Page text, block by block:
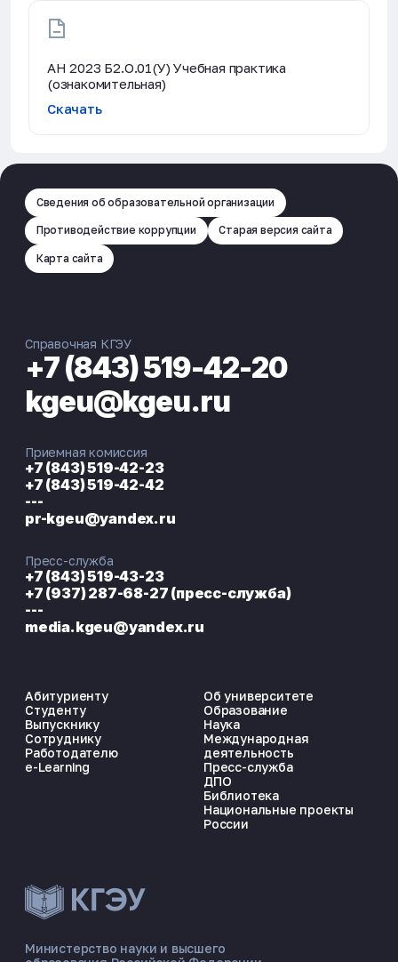
ЭНЕРГОКОД — ПОМОЩНИК КГЭУ
АН 2023 Б2.О.01(У) Учебная практика
(ознакомительная)
Скачать
Сведения об образовательной организации
Противодействие коррупции Старая версия сайта
Карта сайта
Министерство науки и высшего
Абитуриенту
Студенту
Выпускнику
Сотруднику
Работодателю
e-Learning
Об университете
Образование
Наука
Международная
деятельность
Пресс-служба
ДПО
Библиотека
Национальные проекты
России
Справочная КГЭУ
+7 (843) 519-42-20
kgeu@kgeu.ru
Приемная комиссия
+7 (843) 519-42-23
+7 (843) 519-42-42
---
pr-kgeu@yandex.ru
Пресс-служба
+7 (843) 519-43-23
+7 (937) 287-68-27 (пресс-служба)
---
media.kgeu@yandex.ru